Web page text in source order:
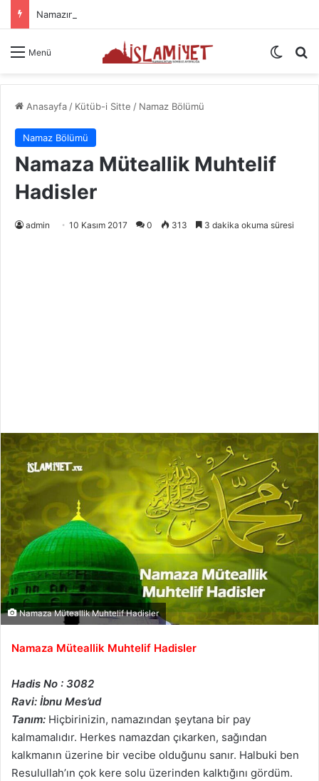
Namazın Önemi Ve Fazileti
Menü Dış
Anasayfa/ Kütüb-i Sitte / Namaz Bölümü
Namaz Bölümü
Namaza Müteallik Muhtelif
Hadisler
admin 10 Kasım 2017 0 313 3 dakika okuma süresi
Namaza Müteallik Muhtelif Hadisler
Namaza Müteallik Muhtelif Hadisler
Hadis No : 3082
Ravi: İbnu Mes’ud
Tanım: Hiçbirinizin, namazından şeytana bir pay
kalmamalıdır. Herkes namazdan çıkarken, sağından
kalkmanın üzerine bir vecibe olduğunu sanır. Halbuki ben
Resulullah’ın çok kere solu üzerinden kalktığını gördüm.